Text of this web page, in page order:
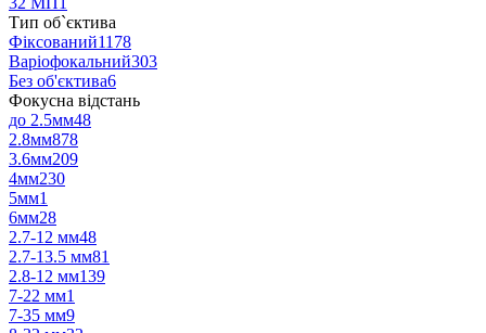
Тип об`єктива
Фіксований1178
Варіофокальний303
Без об'єктива6
Фокусна відстань
до 2.5мм48
2.8мм878
3.6мм209
4мм230
5мм1
6мм28
2.7-12 мм48
2.7-13.5 мм81
2.8-12 мм139
7-22 мм1
7-35 мм9